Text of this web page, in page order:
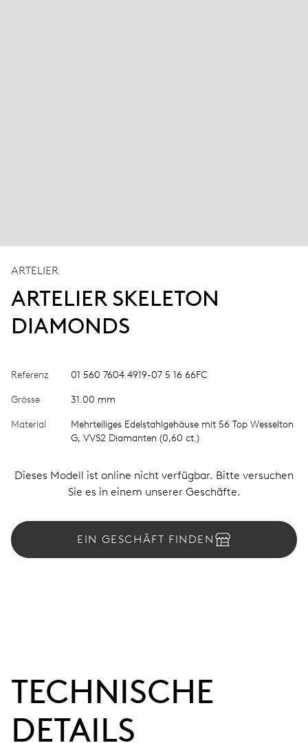
ARTELIER
ARTELIER SKELETON
DIAMONDS
Referenz 01 560 7604 4919-07 5 16 66FC
Grösse 31.00 mm
Material
Mehrteiliges Edelstahlgehäuse mit 56 Top Wesselton
G, VVS2 Diamanten (0,60 ct.)
Dieses Modell ist online nicht verfügbar. Bitte versuchen
Sie es in einem unserer Geschäfte.
EIN GESCHÄFT FINDEN
TECHNISCHE
DETAILS